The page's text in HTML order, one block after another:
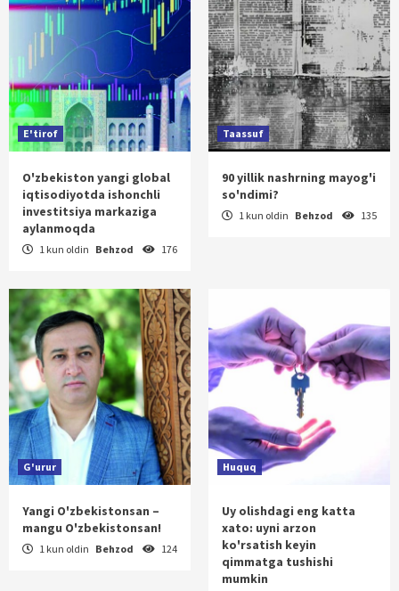
E'tirof
O'zbekiston yangi global
iqtisodiyotda ishonchli
investitsiya markaziga
aylanmoqda
1 kun oldin Behzod 176
Taassuf
90 yillik nashrning mayog'i
so'ndimi?
1 kun oldin Behzod 135
G'urur
Yangi O'zbekistonsan –
mangu O'zbekistonsan!
1 kun oldin Behzod 124
Huquq
Uy olishdagi eng katta
xato: uyni arzon
ko'rsatish keyin
qimmatga tushishi
mumkin